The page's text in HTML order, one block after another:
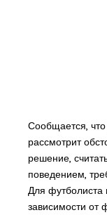
Сообщается,
рассмотрит
решение,
поведением,
Для футболиста
зависимости от